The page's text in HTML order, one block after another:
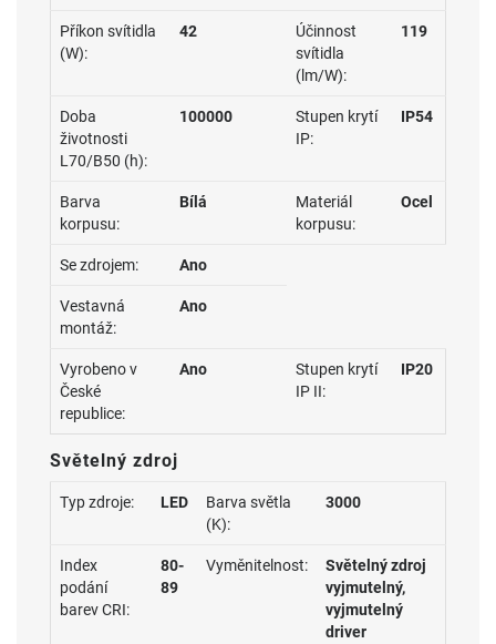
Příkon svítidla
(W):
42
Účinnost
svítidla
(lm/W):
119
Doba
životnosti
L70/B50 (h):
100000
Stupen krytí
IP:
IP54
Barva
korpusu:
Bílá
Materiál
korpusu:
Ocel
Se zdrojem: Ano
Vestavná
montáž:
Ano
Vyrobeno v
České
republice:
Ano
Stupen krytí
IP II:
IP20
Světelný zdroj
Typ zdroje: LED
Barva světla
(K):
3000
Index
podání
barev CRI:
80-
89
Vyměnitelnost:
Světelný zdroj
vyjmutelný,
vyjmutelný
driver